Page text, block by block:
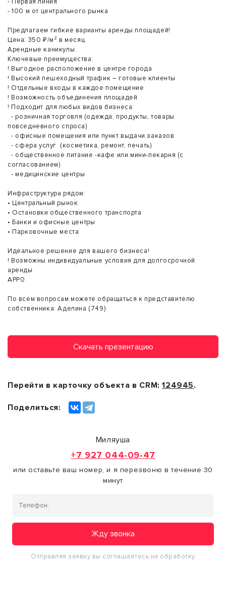
- 100 м от центрального рынка
Предлагаем гибкие варианты аренды площадей!
Цена: 350 ₽/м² в месяц
Арендные каникулы.
Ключевые преимущества:
! Выгодное расположение в центре города
! Высокий пешеходный трафик – готовые клиенты
! Отдельные входы в каждое помещение
! Возможность объединения площадей
! Подходит для любых видов бизнеса:
- розничная торговля (одежда, продукты, товары
повседневного спроса)
- офисные помещения или пункт выдачи заказов
- сфера услуг (косметика, ремонт, печать)
- общественное питание -кафе или мини-пекарня (с
согласованием)
- медицинские центры
Инфраструктура рядом:
• Центральный рынок
• Остановки общественного транспорта
• Банки и офисные центры
• Парковочные места
Идеальное решение для вашего бизнеса!
! Возможны индивидуальные условия для долгосрочной
аренды.
АРР0
По всем вопросам можете обращаться к представителю
собственника: Аделина (749)
Скачать презентацию
Перейти в карточку объекта в CRM:124945.
Поделиться:
Миляуша
+7 927 044-09-47
или оставьте ваш номер, и я перезвоню в течение 30
минут
Жду звонка
Отправляя заявку вы соглашаетесь на обработку